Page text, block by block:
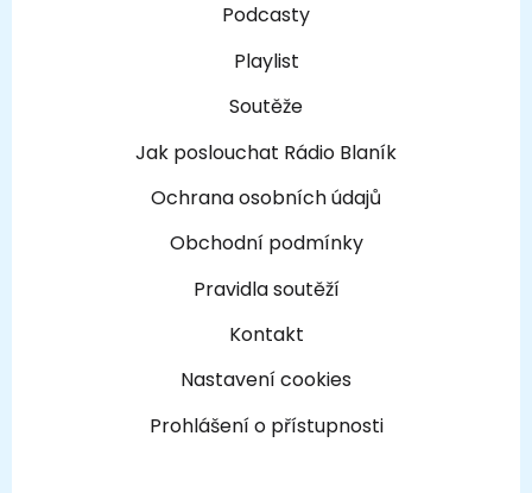
Podcasty
Playlist
Soutěže
Jak poslouchat Rádio Blaník
Ochrana osobních údajů
Obchodní podmínky
Pravidla soutěží
Kontakt
Nastavení cookies
Prohlášení o přístupnosti